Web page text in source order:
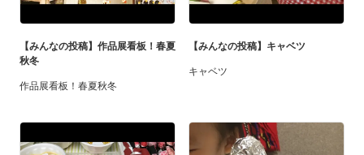
【みんなの投稿】作品展看板！春夏
秋冬
作品展看板！春夏秋冬
【みんなの投稿】キャベツ
キャベツ